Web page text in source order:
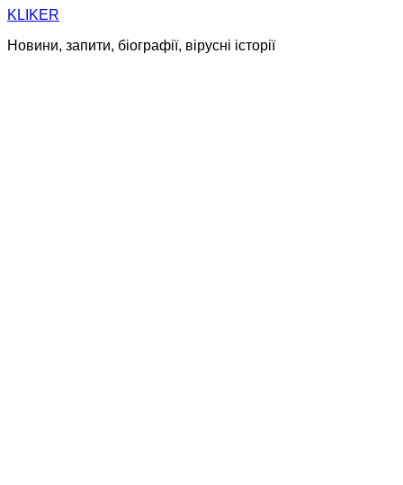
Skip
content
KLIKER
Новини, запити, біографії, вірусні історії